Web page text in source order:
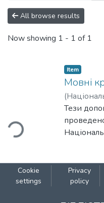
All browse results
Now showing 1 - 1 of 1
Item
Мовні
(
Артикуца,
Тези
Cookie
settings
Privacy
policy